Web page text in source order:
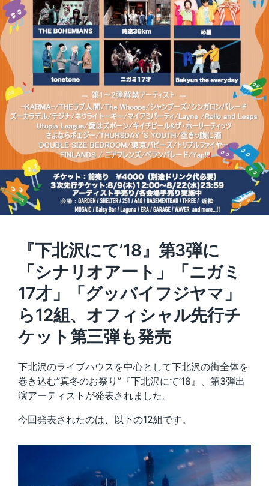
『下北沢にて’18』第3弾に
「シナリオアート」「ニガミ
17才」「グッバイフジヤマ」
ら12組、オフィシャル先行チ
ケット第三弾も発売
下北沢のライブハウスを中心として下北沢の街全体を
巻き込む”真冬のお祭り”『下北沢にて’18』、第3弾出
演アーティストが発表されました。
今回発表されたのは、以下の12組です。